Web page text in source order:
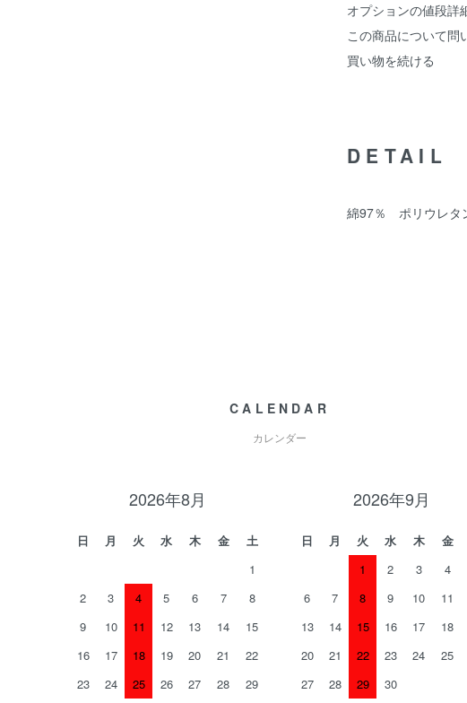
オプションの値段詳
この商品について問
買い物を続ける
DETAIL
綿97％ ポリウレタ
CALENDAR
カレンダー
2026年8月
日 月 火 水 木 金
土
1
2
3 4 5 6 7
8
9
10 11 12 13 14
15
16
17 18 19 20 21
22
23
24 25 26 27 28
29
2026年9月
日 月 火 水 木 金
1
2 3 4
6
7 8 9 10 11
13
14 15 16 17 18
20
21 22 23 24 25
27
28 29 30